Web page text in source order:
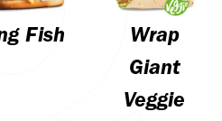
Fish
Wrap
Giant
Veggie